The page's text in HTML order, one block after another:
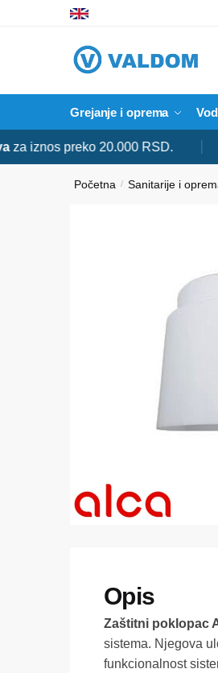
Grejanje i oprema
preko 20.000 RSD. Za
Početna / Sanitarije i
Zaštitni poklopac
sistema. Njegova
funkcionalnost